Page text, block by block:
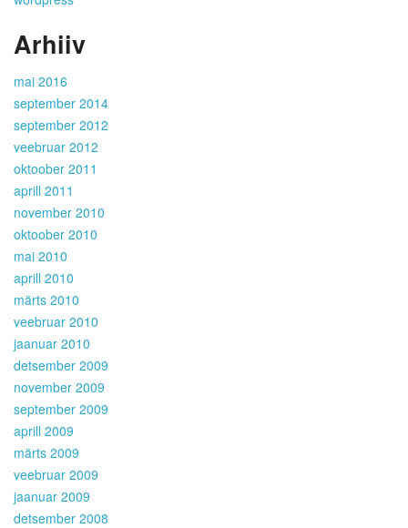
Arhiiv
mai 2016
september 2014
september 2012
veebruar 2012
oktoober 2011
aprill 2011
november 2010
oktoober 2010
mai 2010
aprill 2010
märts 2010
veebruar 2010
jaanuar 2010
detsember 2009
november 2009
september 2009
aprill 2009
märts 2009
veebruar 2009
jaanuar 2009
detsember 2008